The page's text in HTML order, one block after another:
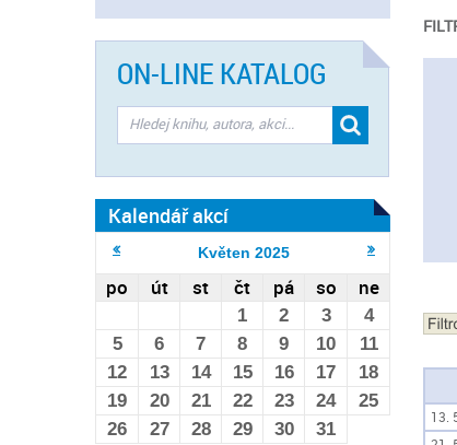
13.
ON-LINE KATALOG
Kalendář akcí
Květen 2025
po út st čt pá so ne
1 2 3
4
5
6 7 8 9 10
11
12
13 14 15 16 17
18
19
20 21 22 23 24
25
26
27 28 29 30 31